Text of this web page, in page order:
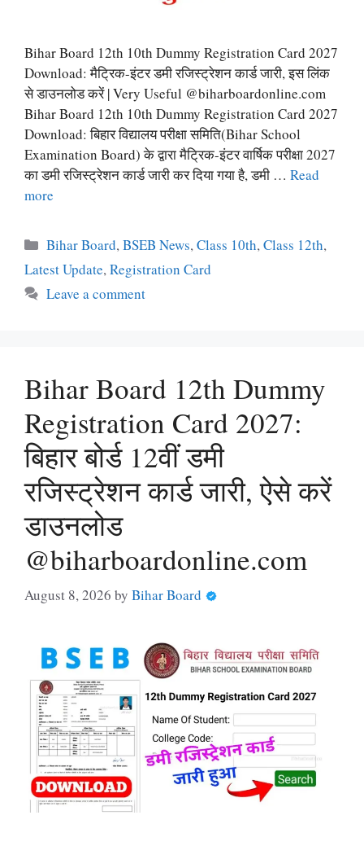
Bihar Board 12th 10th Dummy Registration Card 2027
Download: मैट्रिक-इंटर डमी रजिस्ट्रेशन कार्ड जारी, इस लिंक
से डाउनलोड करें | Very Useful @biharboardonline.com
Bihar Board 12th 10th Dummy Registration Card 2027
Download: बिहार विद्यालय परीक्षा समिति(Bihar School
Examination Board) के द्वारा मैट्रिक-इंटर वार्षिक परीक्षा 2027
का डमी रजिस्ट्रेशन कार्ड जारी कर दिया गया है, डमी … Read
more
Categories
Bihar Board,BSEB News,Class 10th,Class 12th,
Latest Update,Registration Card
Leave a comment
Bihar Board 12th Dummy
Registration Card 2027:
बिहार बोर्ड 12वीं डमी
रजिस्ट्रेशन कार्ड जारी, ऐसे करें
डाउनलोड
@biharboardonline.com
August 8, 2026 by Bihar Board